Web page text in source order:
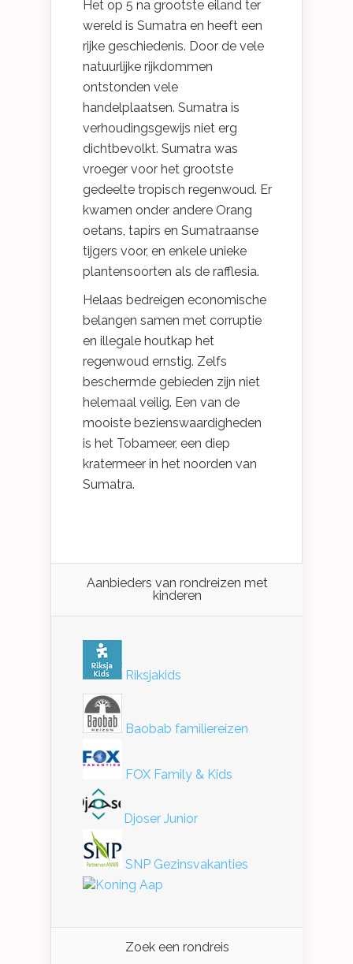
Het op 5 na grootste eiland ter
wereld is Sumatra en heeft een
rijke geschiedenis. Door de vele
natuurlijke rijkdommen
ontstonden vele
handelplaatsen. Sumatra is
verhoudingsgewijs niet erg
dichtbevolkt. Sumatra was
vroeger voor het grootste
gedeelte tropisch regenwoud. Er
kwamen onder andere Orang
oetans, tapirs en Sumatraanse
tijgers voor, en enkele unieke
plantensoorten als de rafflesia.
Helaas bedreigen economische
belangen samen met corruptie
en illegale houtkap het
regenwoud ernstig. Zelfs
beschermde gebieden zijn niet
helemaal veilig. Een van de
mooiste bezienswaardigheden
is het Tobameer, een diep
kratermeer in het noorden van
Sumatra.
Aanbieders van rondreizen met
kinderen
Riksjakids
Baobab familiereizen
FOX Family & Kids
Djoser Junior
SNP Gezinsvakanties
Koning Aap
Zoek een rondreis